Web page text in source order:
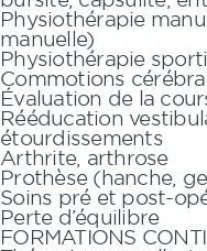
Physiothérapie
manuelle)
Physiothérapie
Commotions
Évaluation de la
Rééducation
étourdissements
Arthrite, arthrose
Prothèse (hanche,
Soins pré et post-
Perte d’équilibre
FORMATIONS